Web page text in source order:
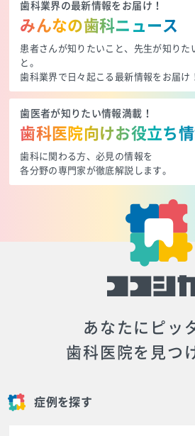
歯科業界の最新情報をお届け！
みんなの歯科ニュース
患者さんが知りたいこと、先生が知りた
と。
歯科業界で日々起こる最新情報をお届け
歯医者が知りたい情報満載！
歯科医院向けお役立ち
歯科に関わる方、必見の情報を
各分野の専門家が徹底解説します。
あなたにピッ
歯科医院を見つ
症例を探す